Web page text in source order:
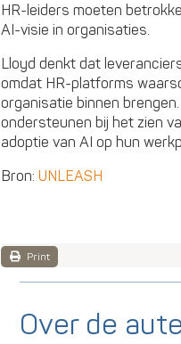
HR-leiders moeten
AI-visie in organisaties.
Lloyd denkt dat
omdat HR-platforms
organisatie binnen
ondersteunen bij het zien
adoptie van AI op hun
Bron: UNLEASH
Print
Over de